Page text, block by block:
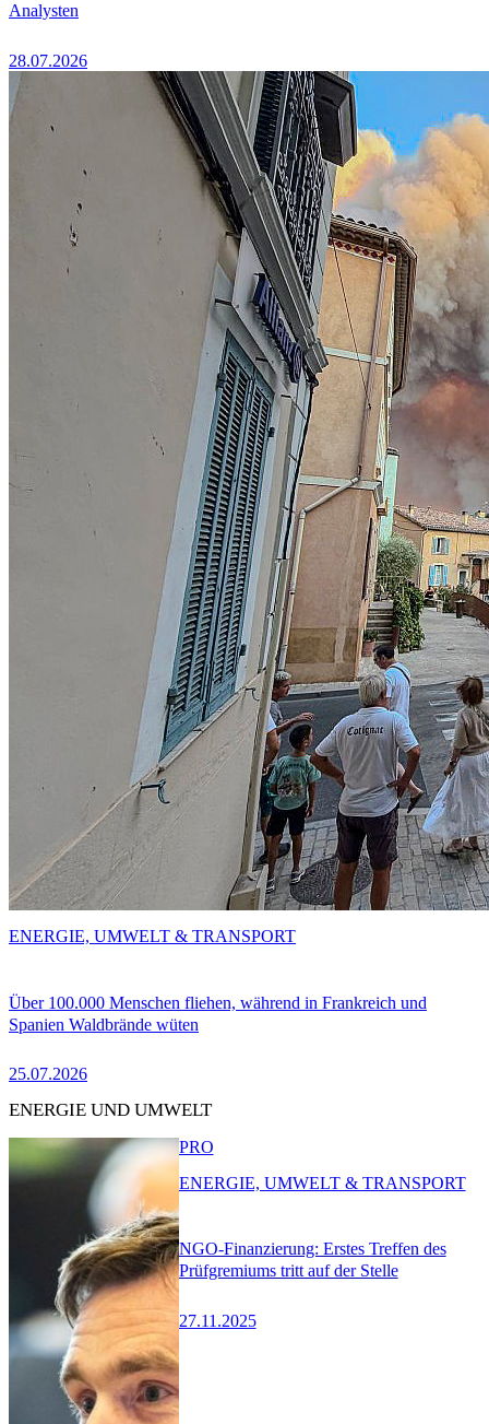
Analysten
28.07.2026
Über 100.000 Menschen fliehen, während in Frankreich und
Spanien Waldbrände wüten
25.07.2026
ENERGIE, UMWELT & TRANSPORT
ENERGIE UND UMWELT
NGO-Finanzierung: Erstes Treffen des
Prüfgremiums tritt auf der Stelle
27.11.2025
PRO
ENERGIE, UMWELT & TRANSPORT